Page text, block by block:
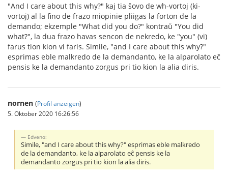
"And I care about this why?" kaj tia ŝovo de wh-vortoj (ki-
vortoj) al la fino de frazo miopinie pliigas la forton de la
demando; ekzemple "What did you do?" kontraŭ "You did
what?", la dua frazo havas sencon de nekredo, ke "you" (vi)
farus tion kion vi faris. Simile, "and I care about this why?"
esprimas eble malkredo de la demandanto, ke la alparolato eĉ
pensis ke la demandanto zorgus pri tio kion la alia diris.
nornen (Profil anzeigen)
5. Oktober 2020 16:26:56
Edveno:
Simile, "and I care about this why?" esprimas eble malkredo
de la demandanto, ke la alparolato eĉ pensis ke la
demandanto zorgus pri tio kion la alia diris.